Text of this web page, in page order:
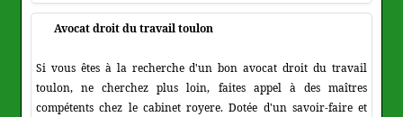
Avocat droit du travail toulon
Si vous êtes à la recherche d'un bon avocat droit du travail
toulon, ne cherchez plus loin, faites appel à des maîtres
compétents chez le cabinet royere. Dotée d'un savoir-faire et